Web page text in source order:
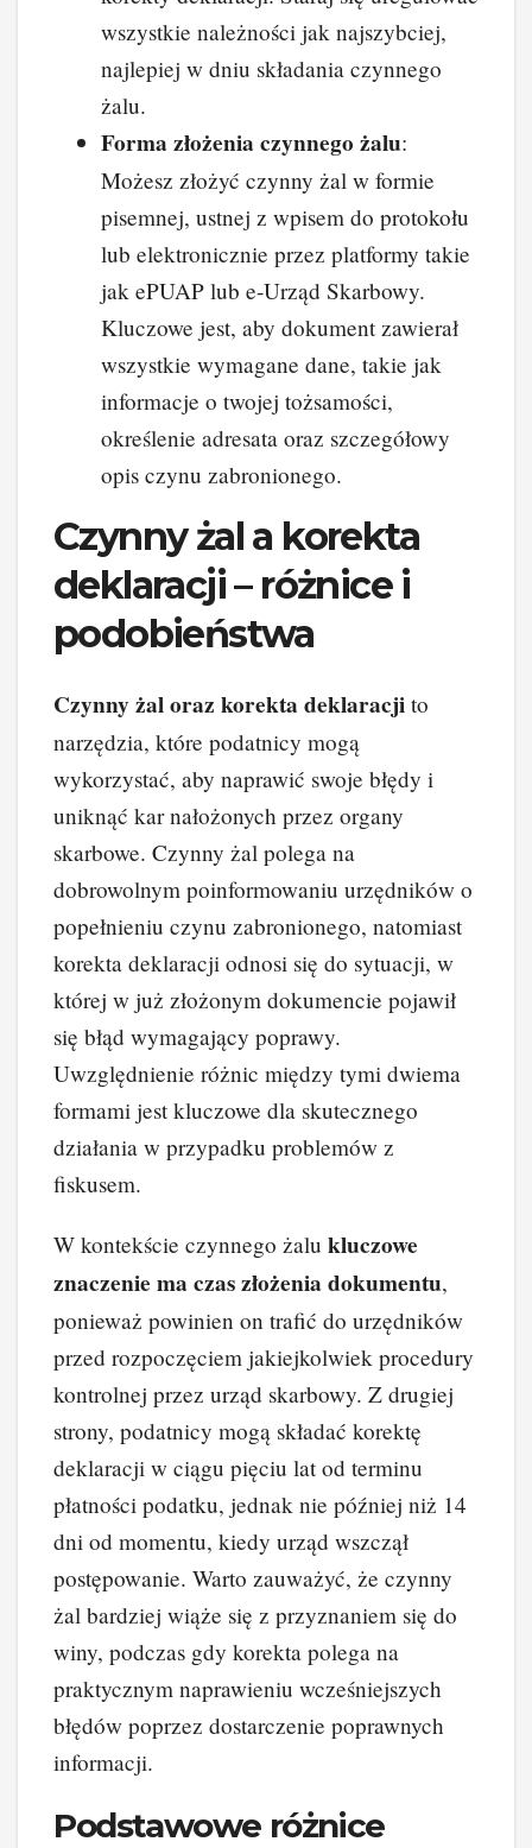
wszystkie należności jak najszybciej,
najlepiej w dniu składania czynnego
żalu.
Forma złożenia czynnego żalu:
Możesz złożyć czynny żal w formie
pisemnej, ustnej z wpisem do protokołu
lub elektronicznie przez platformy takie
jak ePUAP lub e-Urząd Skarbowy.
Kluczowe jest, aby dokument zawierał
wszystkie wymagane dane, takie jak
informacje o twojej tożsamości,
określenie adresata oraz szczegółowy
opis czynu zabronionego.
Czynny żal a korekta
deklaracji – różnice i
podobieństwa
Czynny żal oraz korekta deklaracji to
narzędzia, które podatnicy mogą
wykorzystać, aby naprawić swoje błędy i
uniknąć kar nałożonych przez organy
skarbowe. Czynny żal polega na
dobrowolnym poinformowaniu urzędników o
popełnieniu czynu zabronionego, natomiast
korekta deklaracji odnosi się do sytuacji, w
której w już złożonym dokumencie pojawił
się błąd wymagający poprawy.
Uwzględnienie różnic między tymi dwiema
formami jest kluczowe dla skutecznego
działania w przypadku problemów z
fiskusem.
W kontekście czynnego żalu kluczowe
znaczenie ma czas złożenia dokumentu,
ponieważ powinien on trafić do urzędników
przed rozpoczęciem jakiejkolwiek procedury
kontrolnej przez urząd skarbowy. Z drugiej
strony, podatnicy mogą składać korektę
deklaracji w ciągu pięciu lat od terminu
płatności podatku, jednak nie później niż 14
dni od momentu, kiedy urząd wszczął
postępowanie. Warto zauważyć, że czynny
żal bardziej wiąże się z przyznaniem się do
winy, podczas gdy korekta polega na
praktycznym naprawieniu wcześniejszych
błędów poprzez dostarczenie poprawnych
informacji.
Podstawowe różnice